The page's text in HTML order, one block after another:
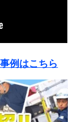
例はこちら